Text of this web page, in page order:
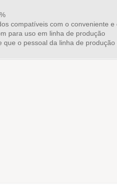
compatíveis com o conveniente
para uso em linha de produção
que o pessoal da linha de